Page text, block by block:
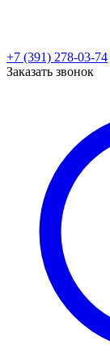
+7 (391) 278-03-74
Заказать звонок